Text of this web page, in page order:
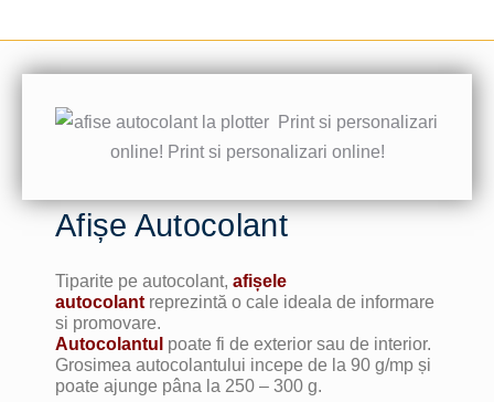
Afișe Autocolant
Tiparite pe autocolant, afișele
autocolant reprezintă o cale ideala de informare
si promovare.
Autocolantul poate fi de exterior sau de interior.
Grosimea autocolantului incepe de la 90 g/mp și
poate ajunge pâna la 250 – 300 g.